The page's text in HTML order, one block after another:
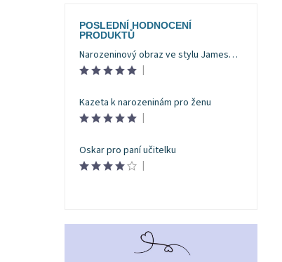
POSLEDNÍ HODNOCENÍ
PRODUKTŮ
Narozeninový obraz ve stylu Jamese Bonda
|
Kazeta k narozeninám pro ženu
|
Oskar pro paní učitelku
|